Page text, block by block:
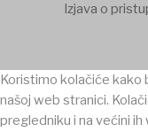
Izjava o
Koristimo kolačiće kako
našoj web stranici.
pregledniku i na većini